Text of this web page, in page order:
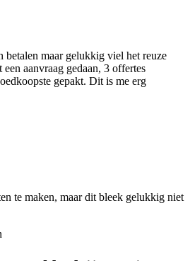
betalen maar gelukkig viel het reuze
aanvraag gedaan, 3 offertes
gepakt. Dit is me erg
te maken, maar dit bleek gelukkig niet